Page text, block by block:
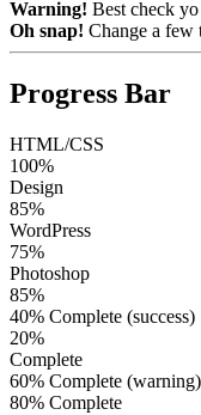
Warning! Best check
Oh snap! Change a few
Progress Bar
HTML/CSS
100%
Design
85%
WordPress
75%
Photoshop
85%
40% Complete (success)
20%
Complete
60% Complete (warning)
80% Complete